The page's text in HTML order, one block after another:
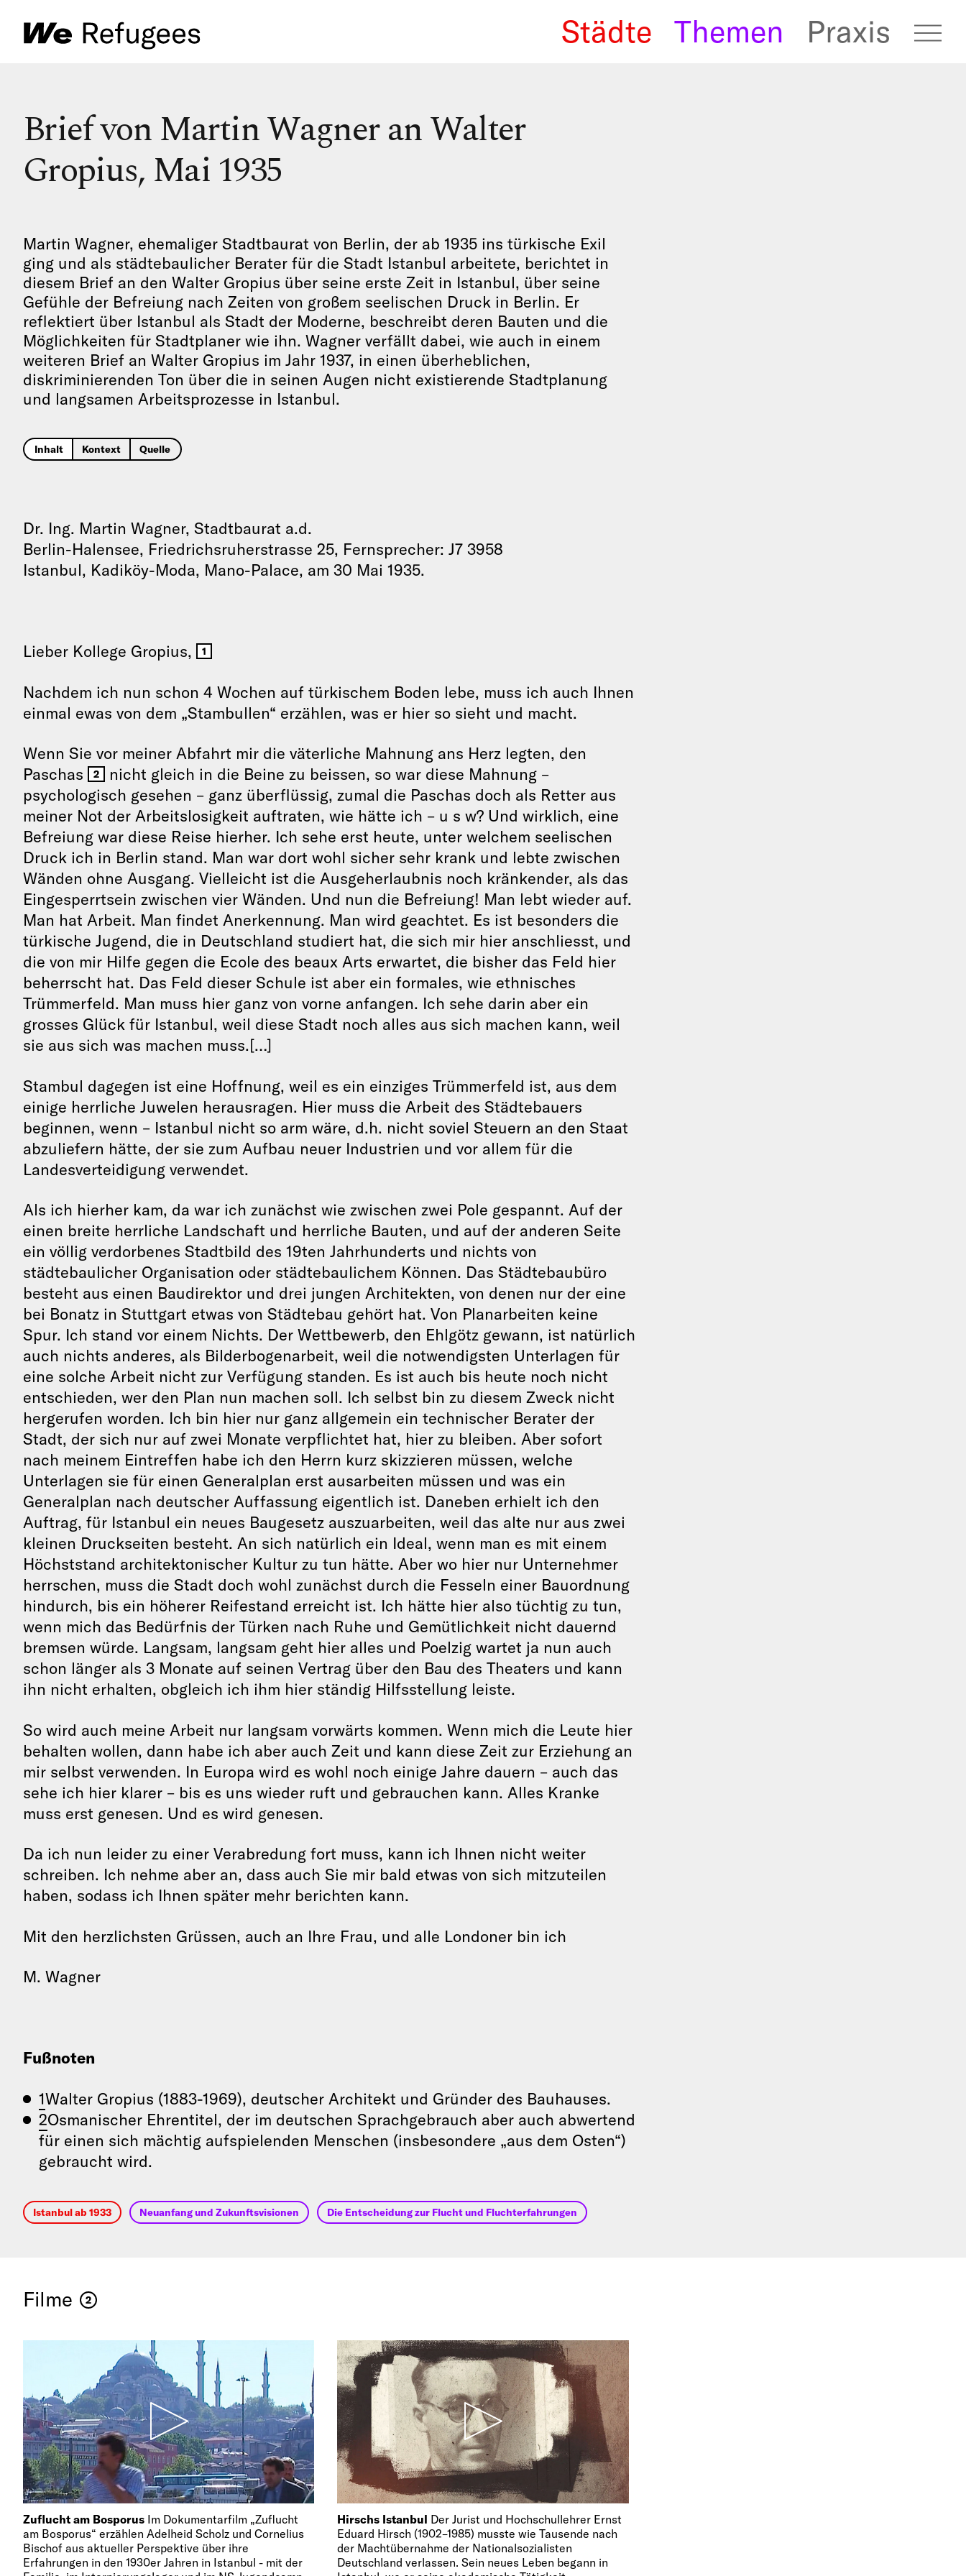
We Refugees Archive
Städte Themen Praxis
Brief von Martin Wagner an Walter
Gropius, Mai 1935
Martin Wagner, ehemaliger Stadtbaurat von Berlin, der ab 1935 ins türkische Exil
ging und als städtebaulicher Berater für die Stadt Istanbul arbeitete, berichtet in
diesem Brief an den Walter Gropius über seine erste Zeit in Istanbul, über seine
Gefühle der Befreiung nach Zeiten von großem seelischen Druck in Berlin. Er
reflektiert über Istanbul als Stadt der Moderne, beschreibt deren Bauten und die
Möglichkeiten für Stadtplaner wie ihn. Wagner verfällt dabei, wie auch in einem
weiteren Brief an Walter Gropius im Jahr 1937, in einen überheblichen,
diskriminierenden Ton über die in seinen Augen nicht existierende Stadtplanung
und langsamen Arbeitsprozesse in Istanbul.
Inhalt Kontext Quelle
Dr. Ing. Martin Wagner, Stadtbaurat a.d.
Berlin-Halensee, Friedrichsruherstrasse 25, Fernsprecher: J7 3958
Istanbul, Kadiköy-Moda, Mano-Palace, am 30 Mai 1935.
Lieber Kollege Gropius, 1
Nachdem ich nun schon 4 Wochen auf türkischem Boden lebe, muss ich auch Ihnen
einmal ewas von dem „Stambullen“ erzählen, was er hier so sieht und macht.
Wenn Sie vor meiner Abfahrt mir die väterliche Mahnung ans Herz legten, den
Paschas
2
nicht gleich in die Beine zu beissen, so war diese Mahnung –
psychologisch gesehen – ganz überflüssig, zumal die Paschas doch als Retter aus
meiner Not der Arbeitslosigkeit auftraten, wie hätte ich – u s w? Und wirklich, eine
Befreiung war diese Reise hierher. Ich sehe erst heute, unter welchem seelischen
Druck ich in Berlin stand. Man war dort wohl sicher sehr krank und lebte zwischen
Wänden ohne Ausgang. Vielleicht ist die Ausgeherlaubnis noch kränkender, als das
Eingesperrtsein zwischen vier Wänden. Und nun die Befreiung! Man lebt wieder auf.
Man hat Arbeit. Man findet Anerkennung. Man wird geachtet. Es ist besonders die
türkische Jugend, die in Deutschland studiert hat, die sich mir hier anschliesst, und
die von mir Hilfe gegen die Ecole des beaux Arts erwartet, die bisher das Feld hier
beherrscht hat. Das Feld dieser Schule ist aber ein formales, wie ethnisches
Trümmerfeld. Man muss hier ganz von vorne anfangen. Ich sehe darin aber ein
grosses Glück für Istanbul, weil diese Stadt noch alles aus sich machen kann, weil
sie aus sich was machen muss.[…]
Stambul dagegen ist eine Hoffnung, weil es ein einziges Trümmerfeld ist, aus dem
einige herrliche Juwelen herausragen. Hier muss die Arbeit des Städtebauers
beginnen, wenn – Istanbul nicht so arm wäre, d.h. nicht soviel Steuern an den Staat
abzuliefern hätte, der sie zum Aufbau neuer Industrien und vor allem für die
Landesverteidigung verwendet.
Als ich hierher kam, da war ich zunächst wie zwischen zwei Pole gespannt. Auf der
einen breite herrliche Landschaft und herrliche Bauten, und auf der anderen Seite
ein völlig verdorbenes Stadtbild des 19ten Jahrhunderts und nichts von
städtebaulicher Organisation oder städtebaulichem Können. Das Städtebaubüro
besteht aus einen Baudirektor und drei jungen Architekten, von denen nur der eine
bei Bonatz in Stuttgart etwas von Städtebau gehört hat. Von Planarbeiten keine
Spur. Ich stand vor einem Nichts. Der Wettbewerb, den Ehlgötz gewann, ist natürlich
auch nichts anderes, als Bilderbogenarbeit, weil die notwendigsten Unterlagen für
eine solche Arbeit nicht zur Verfügung standen. Es ist auch bis heute noch nicht
entschieden, wer den Plan nun machen soll. Ich selbst bin zu diesem Zweck nicht
hergerufen worden. Ich bin hier nur ganz allgemein ein technischer Berater der
Stadt, der sich nur auf zwei Monate verpflichtet hat, hier zu bleiben. Aber sofort
nach meinem Eintreffen habe ich den Herrn kurz skizzieren müssen, welche
Unterlagen sie für einen Generalplan erst ausarbeiten müssen und was ein
Generalplan nach deutscher Auffassung eigentlich ist. Daneben erhielt ich den
Auftrag, für Istanbul ein neues Baugesetz auszuarbeiten, weil das alte nur aus zwei
kleinen Druckseiten besteht. An sich natürlich ein Ideal, wenn man es mit einem
Höchststand architektonischer Kultur zu tun hätte. Aber wo hier nur Unternehmer
herrschen, muss die Stadt doch wohl zunächst durch die Fesseln einer Bauordnung
hindurch, bis ein höherer Reifestand erreicht ist. Ich hätte hier also tüchtig zu tun,
wenn mich das Bedürfnis der Türken nach Ruhe und Gemütlichkeit nicht dauernd
bremsen würde. Langsam, langsam geht hier alles und Poelzig wartet ja nun auch
schon länger als 3 Monate auf seinen Vertrag über den Bau des Theaters und kann
ihn nicht erhalten, obgleich ich ihm hier ständig Hilfsstellung leiste.
So wird auch meine Arbeit nur langsam vorwärts kommen. Wenn mich die Leute hier
behalten wollen, dann habe ich aber auch Zeit und kann diese Zeit zur Erziehung an
mir selbst verwenden. In Europa wird es wohl noch einige Jahre dauern – auch das
sehe ich hier klarer – bis es uns wieder ruft und gebrauchen kann. Alles Kranke
muss erst genesen. Und es wird genesen.
Da ich nun leider zu einer Verabredung fort muss, kann ich Ihnen nicht weiter
schreiben. Ich nehme aber an, dass auch Sie mir bald etwas von sich mitzuteilen
haben, sodass ich Ihnen später mehr berichten kann.
Mit den herzlichsten Grüssen, auch an Ihre Frau, und alle Londoner bin ich
M. Wagner
Fußnoten
1Walter Gropius (1883-1969), deutscher Architekt und Gründer des Bauhauses.
2Osmanischer Ehrentitel, der im deutschen Sprachgebrauch aber auch abwertend
für einen sich mächtig aufspielenden Menschen (insbesondere „aus dem Osten“)
gebraucht wird.
Istanbul ab 1933 Neuanfang und Zukunftsvisionen Die Entscheidung zur Flucht und Fluchterfahrungen
Filme 2
Zuflucht am Bosporus Im Dokumentarfilm „Zuflucht
am Bosporus“ erzählen Adelheid Scholz und Cornelius
Bischof aus aktueller Perspektive über ihre
Erfahrungen in den 1930er Jahren in Istanbul - mit der
Hirschs Istanbul Der Jurist und Hochschullehrer Ernst
Eduard Hirsch (1902–1985) musste wie Tausende nach
der Machtübernahme der Nationalsozialisten
Deutschland verlassen. Sein neues Leben begann in